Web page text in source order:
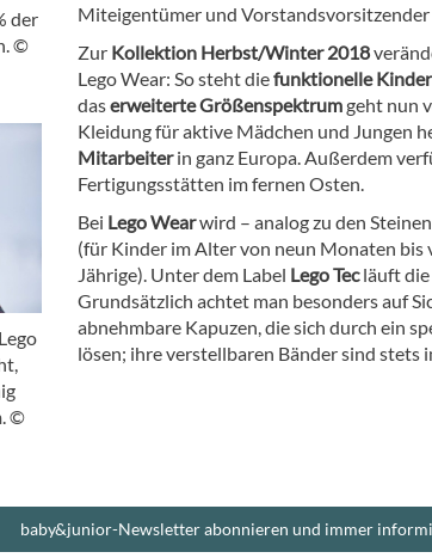
der
©
©
Miteigentümer und Vorstandsvorsitzender
Zur Kollektion Herbst/Winter 2018
Lego Wear: So steht diefunktionelle
daserweiterte Größenspektrumgeht nun
Kleidung für aktive Mädchen und Jungen
Mitarbeiterin ganz Europa. Außerdem
Fertigungsstätten im fernen Osten.
Bei Lego Wearwird – analog zu den
(für Kinder im Alter von neun Monaten bis
Jährige). Unter dem Label Lego Tecläuft
Grundsätzlich achtet man besonders auf
abnehmbare Kapuzen, die sich durch ein
lösen; ihre verstellbaren Bänder sind stets
baby&junior-Newsletter abonnieren und immer